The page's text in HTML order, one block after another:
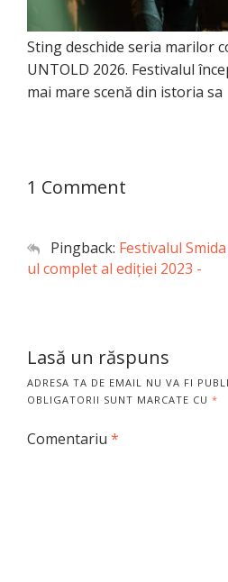
Sting deschide seria marilor
UNTOLD 2026. Festivalul
mai mare scenă din istoria sa
1 Comment
Pingback: Festivalul
ul complet al ediției 2023 -
Lasă un răspuns
ADRESA TA DE EMAIL NU VA FI
OBLIGATORII SUNT MARCATE CU *
Comentariu *